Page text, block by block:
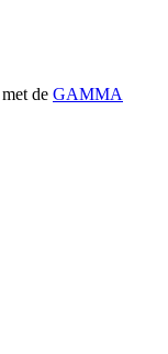
de GAMMA